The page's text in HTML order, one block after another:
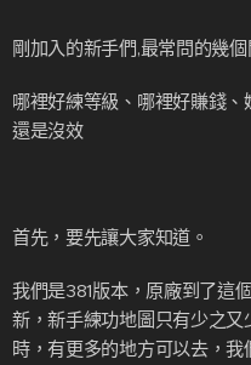
剛加入的新手們,最常問的幾
哪裡好練等級、哪裡好賺錢
還是沒效
首先，要先讓大家知道。
我們是381版本，原廠到了這
新，新手練功地圖只有少之
時，有更多的地方可以去，我